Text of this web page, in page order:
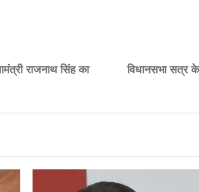
राजनाथ सिंह का
विधानसभा सत्र